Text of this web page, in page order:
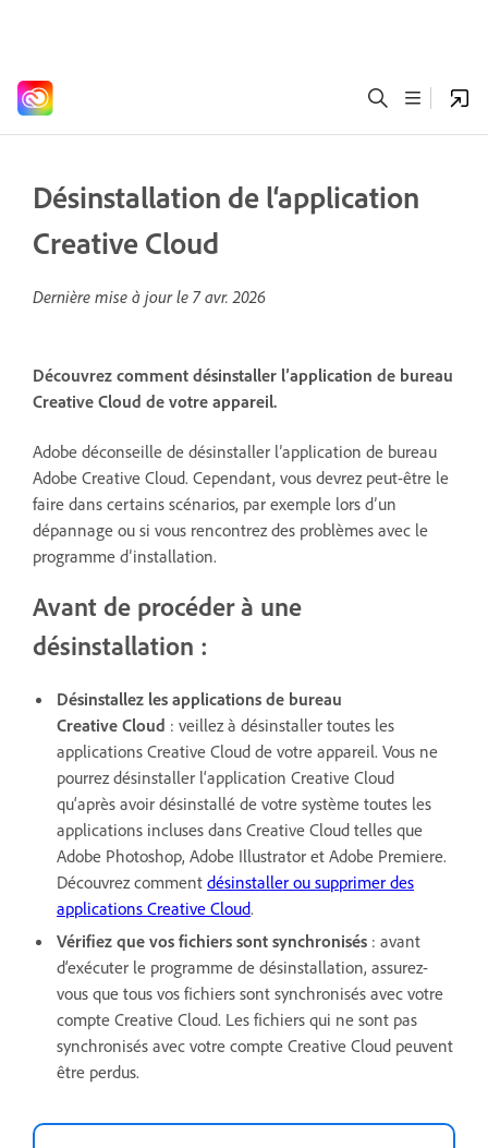
Désinstallation de l‘application
Creative Cloud
Dernière mise à jour le 7 avr. 2026
Découvrez comment désinstaller l’application de bureau
Creative Cloud de votre appareil.
Adobe déconseille de désinstaller l’application de bureau
Adobe Creative Cloud. Cependant, vous devrez peut-être le
faire dans certains scénarios, par exemple lors d’un
dépannage ou si vous rencontrez des problèmes avec le
programme d’installation.
Avant de procéder à une
désinstallation :
Désinstallez les applications de bureau
Creative Cloud : veillez à désinstaller toutes les
applications Creative Cloud de votre appareil. Vous ne
pourrez désinstaller l‘application Creative Cloud
qu‘après avoir désinstallé de votre système toutes les
applications incluses dans Creative Cloud telles que
Adobe Photoshop, Adobe Illustrator et Adobe Premiere.
Découvrez comment désinstaller ou supprimer des
applications Creative Cloud.
Vérifiez que vos fichiers sont synchronisés : avant
d‘exécuter le programme de désinstallation, assurez-
vous que tous vos fichiers sont synchronisés avec votre
compte Creative Cloud. Les fichiers qui ne sont pas
synchronisés avec votre compte Creative Cloud peuvent
être perdus.